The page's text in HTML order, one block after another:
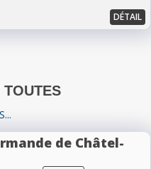
DÉTAIL
de Châtel-